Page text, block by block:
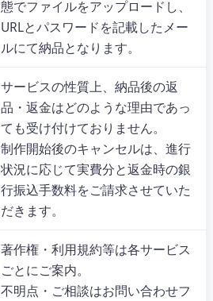
態でファイルをアップロードし、
URLとパスワードを記載したメー
ルにて納品となります。
サービスの性質上、納品後の返
品・返金はどのような理由であっ
ても受け付けておりません。
制作開始後のキャンセルは、進行
状況に応じて実費分と返金時の銀
行振込手数料をご請求させていた
だきます。
著作権・利用規約等は各サービス
ごとにご案内。
不明点・ご相談はお問い合わせフ